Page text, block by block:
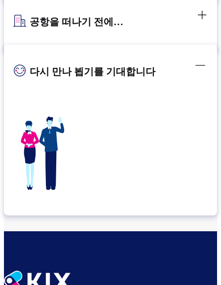
공항을 떠나기 전에…
다시 만나 뵙기를 기대합니다